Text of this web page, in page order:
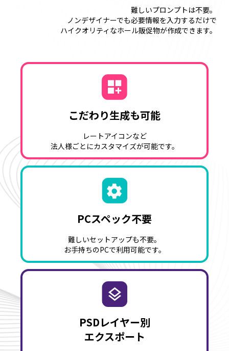
難しいプロンプトは不要。
ノンデザイナーでも必要情報を入力するだけで
ハイクオリティなホール販促物が作成できます。
こだわり生成も可能
レートアイコンなど
法人様ごとにカスタマイズが可能です。
PCスペック不要
難しいセットアップも不要。
お手持ちのPCで利用可能です。
PSDレイヤー別
エクスポート